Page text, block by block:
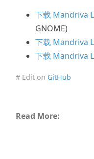
下载 Mandriva
GNOME)
下载 Mandriva
下载 Mandriva
# Edit on GitHub
Read More: